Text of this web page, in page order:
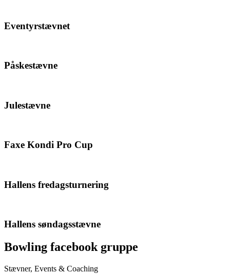
Eventyrstævnet
Påskestævne
Julestævne
Faxe Kondi Pro Cup
Hallens fredagsturnering
Hallens søndagsstævne
Bowling facebook gruppe
Stævner, Events & Coaching